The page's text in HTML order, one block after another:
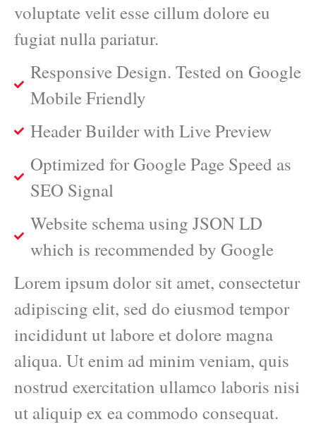
voluptate velit esse cillum dolore eu
fugiat nulla pariatur.
Responsive Design. Tested on Google
Mobile Friendly
Header Builder with Live Preview
Optimized for Google Page Speed as
SEO Signal
Website schema using JSON LD
which is recommended by Google
Lorem ipsum dolor sit amet, consectetur
adipiscing elit, sed do eiusmod tempor
incididunt ut labore et dolore magna
aliqua. Ut enim ad minim veniam, quis
nostrud exercitation ullamco laboris nisi
ut aliquip ex ea commodo consequat.